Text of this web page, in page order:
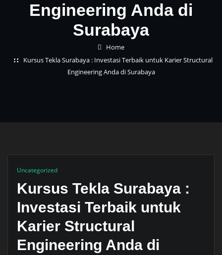
Engineering Anda di
Surabaya
Home
Kursus Tekla Surabaya : Investasi Terbaik untuk Karier Structural
Engineering Anda di Surabaya
Uncategorized
Kursus Tekla Surabaya :
Investasi Terbaik untuk
Karier Structural
Engineering Anda di